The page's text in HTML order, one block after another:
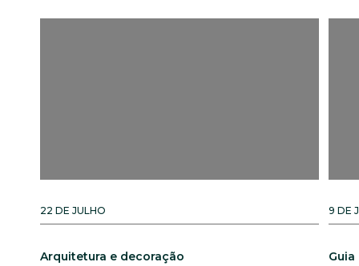
22 DE JULHO
Arquitetura e decoração
9 DE